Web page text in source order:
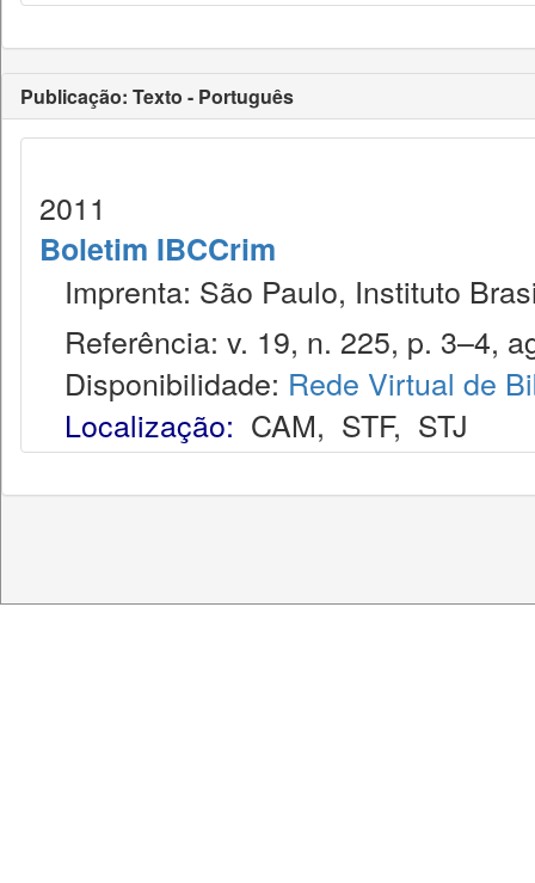
Publicação: Texto - Português
2011
Boletim IBCCrim
Imprenta: São Paulo, Instituto
Referência: v. 19, n. 225, p. 3–4,
Disponibilidade: Rede Virtual de
Localização: CAM, STF, STJ